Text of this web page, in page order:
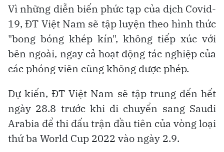
Vì những diễn biến phức tạp của dịch Covid-
19, ĐT Việt Nam sẽ tập luyện theo hình thức
"bong bóng khép kín", không tiếp xúc với
bên ngoài, ngay cả hoạt động tác nghiệp của
các phóng viên cũng không được phép.
Dự kiến, ĐT Việt Nam sẽ tập trung đến hết
ngày 28.8 trước khi di chuyển sang Saudi
Arabia để thi đấu trận đầu tiên của vòng loại
thứ ba World Cup 2022 vào ngày 2.9.